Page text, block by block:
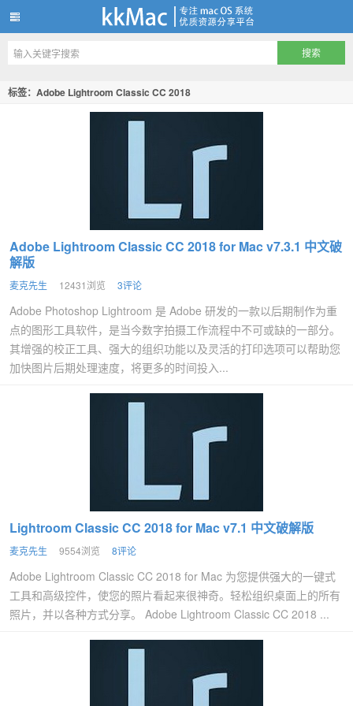
kkMac
标签：Adobe Lightroom Classic CC 2018
Adobe Lightroom Classic CC 2018 for Mac v7.3.1 中文破
解版
麦克先生 12431浏览 3评论
Adobe Photoshop Lightroom 是 Adobe 研发的一款以后期制作为重
点的图形工具软件，是当今数字拍摄工作流程中不可或缺的一部分。
其增强的校正工具、强大的组织功能以及灵活的打印选项可以帮助您
加快图片后期处理速度，将更多的时间投入...
Lightroom Classic CC 2018 for Mac v7.1 中文破解版
麦克先生 9554浏览 8评论
Adobe Lightroom Classic CC 2018 for Mac 为您提供强大的一键式
工具和高级控件，使您的照片看起来很神奇。轻松组织桌面上的所有
照片，并以各种方式分享。 Adobe Lightroom Classic CC 2018 ...